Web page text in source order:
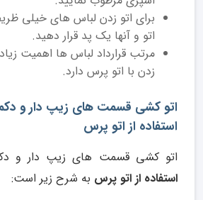
برای اتو زدن لباس های خیلی
اتو و آنها یک پد قرار دهید.
مرتب قرارداد لباس ها اهمیت
زدن با اتو پرس دارد.
اتو کشی قسمت های زیپ دار و
استفاده از اتو پرس
اتو کشی قسمت های زیپ دار و
استفاده از اتو پرس به شرح زیر است: